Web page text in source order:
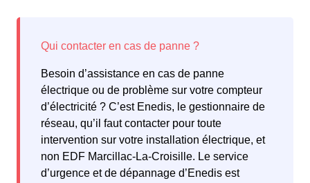
Besoin d’assistance en cas de panne
électrique ou de problème sur votre compteur
d’électricité ? C’est Enedis, le gestionnaire de
réseau, qu’il faut contacter pour toute
intervention sur votre installation électrique, et
non EDF Marcillac-La-Croisille. Le service
d’urgence et de dépannage d’Enedis est